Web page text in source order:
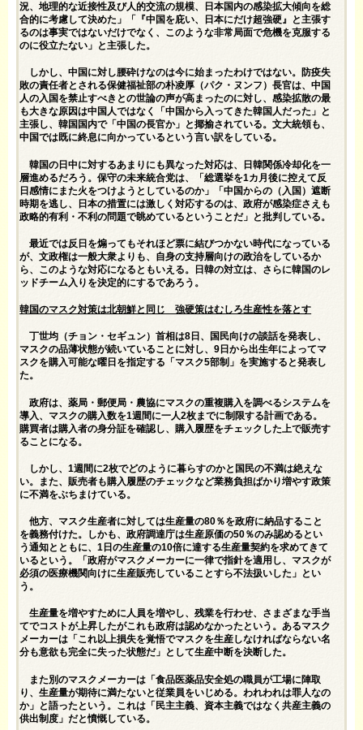
況、地理的な近接性及び人的交流の規模、日本国内の感染拡大傾向を総
合的に考慮して決めた」「『中国を庇い、日本にだけ超強硬』と主張す
るのは事実ではないだけでなく、このような非常局面で危機を克服する
のに役立たない」と主張した。
しかし、中国に対し腰砕けなのは今に始まったわけではない。防疫失
敗の責任者とされる保健福祉部の朴凌厚（パク・ヌンフ）長官は、中国
人の入国を禁止すべきとの世論の声が高まったのに対し、感染拡散の最
も大きな原因は中国人ではなく「中国から入ってきた韓国人だった」と
主張し、韓国国内で「中国の長官か」と揶揄されている。文大統領も、
中国では既に終息に向かっているという言い訳をしている。
韓国の日中に対するあまりにも異なった対応は、日韓関係冷却化を一
層進めるだろう。保守の未来統合党は、「総選挙を1カ月後に控えて反
日感情にまた火をつけようとしているのか」「中国からの（入国）遮断
時期を逃し、日本の措置には激しく対応するのは、政府が感染症さえも
政略的有利・不利の問題で眺めているということだ」と批判している。
最近では反日を煽ってもそれほど票に結びつかない時代になっている
が、文政権は一般大衆よりも、自身の支持層向けの政治をしているか
ら、このような対応になるともいえる。日韓の対立は、さらに韓国のレ
ッドチーム入りを決定的にするであろう。
韓国のマスク対策は北朝鮮と同じ 強硬策はむしろ生産性を落とす
丁世均（チョン・セギュン）首相は8日、国民向けの談話を発表し、
マスクの品薄状態が続いていることに対し、9日から出生年によってマ
スクを購入可能な曜日を指定する「マスク5部制」を実施すると発表し
た。
政府は、薬局・郵便局・農協にマスクの重複購入を調べるシステムを
導入、マスクの購入数を1週間に一人2枚までに制限する計画である。
購買者は購入者の身分証を確認し、購入履歴をチェックした上で販売す
ることになる。
しかし、1週間に2枚でどのように暮らすのかと国民の不満は絶えな
い。また、販売者も購入履歴のチェックなど業務負担ばかり増やす政策
に不満をぶちまけている。
他方、マスク生産者に対しては生産量の80％を政府に納品すること
を義務付けた。しかも、政府調達庁は生産原価の50％のみ認めるとい
う通知とともに、1日の生産量の10倍に達する生産量契約を求めてきて
いるという。「政府がマスクメーカーに一律で指針を適用し、マスクが
必須の医療機関向けに生産販売していることすら不法扱いした」とい
う。
生産量を増やすために人員を増やし、残業を行わせ、さまざまな手当
てでコストが上昇したがこれも政府は認めなかったという。あるマスク
メーカーは「これ以上損失を覚悟でマスクを生産しなければならない名
分も意欲も完全に失った状態だ」として生産中断を決断した。
また別のマスクメーカーは「食品医薬品安全処の職員が工場に陣取
り、生産量が期待に満たないと従業員をいじめる。われわれは罪人なの
か」と語ったという。これは「民主主義、資本主義ではなく共産主義の
供出制度」だと憤慨している。